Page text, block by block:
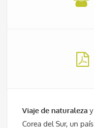
Viaje de naturaleza
Corea del Sur, un